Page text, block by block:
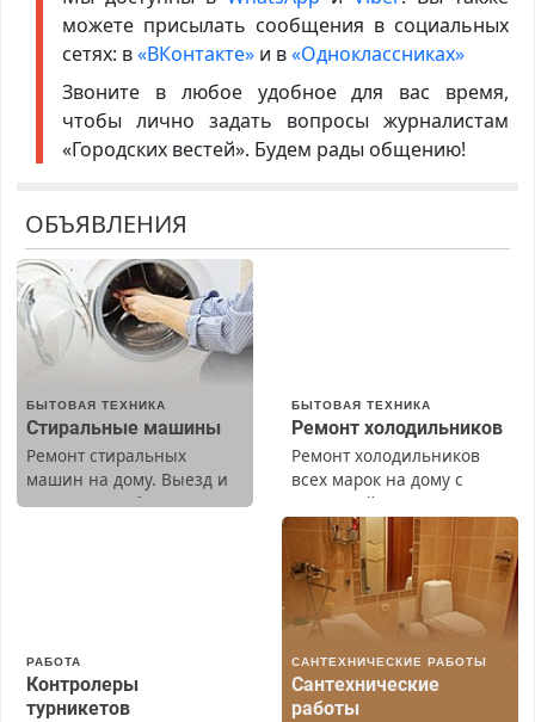
можете присылать сообщения в социальных
сетях: в«ВКонтакте»и в«Одноклассниках»
Звоните в любое удобное для вас время,
чтобы лично задать вопросы журналистам
«Городских вестей». Будем рады общению!
ОБЪЯВЛЕНИЯ
БЫТОВАЯ ТЕХНИКА
Стиральные машины
Ремонт стиральных
машин на дому. Выезд и
диагностика бесплатно.
БЫТОВАЯ ТЕХНИКА
Ремонт холодильников
Ремонт холодильников
всех марок на дому с
гарантией. Замена
резины. Качественно.
Недорого. Без выходных.
Все районы. Скидка.
Вызов бесплатный.
РАБОТА
Контролеры
турникетов
САНТЕХНИЧЕСКИЕ РАБОТЫ
Сантехнические
работы